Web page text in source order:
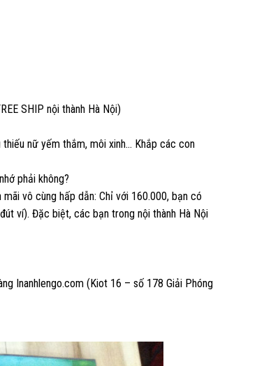
SHIP nội thành Hà Nội)
nữ yếm thắm, môi xinh… Khắp các con
phải không?
vô cùng hấp dẫn: Chỉ với 160.000, bạn có
ví). Đặc biệt, các bạn trong nội thành Hà Nội
Inanhlengo.com (Kiot 16 – số 178 Giải Phóng